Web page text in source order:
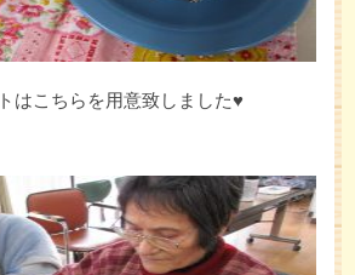
はこちらを用意致しました♥